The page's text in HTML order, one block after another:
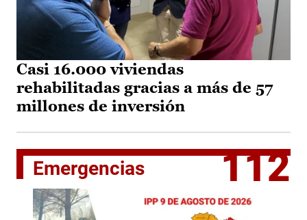
Casi 16.000 viviendas
rehabilitadas gracias a más de 57
millones de inversión
Emergencias 112